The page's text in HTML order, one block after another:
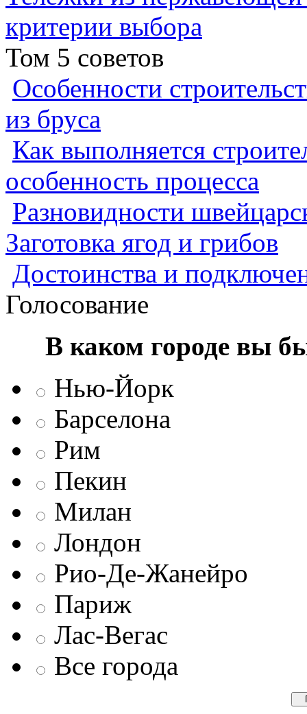
критерии выбора
Том 5 советов
Особенности
из бруса
Как выполняется
особенность процесса
Разновидности
Заготовка ягод и грибов
Достоинства и
Голосование
В каком городе вы
Нью-Йорк
Барселона
Рим
Пекин
Милан
Лондон
Рио-Де-Жанейро
Париж
Лас-Вегас
Все города